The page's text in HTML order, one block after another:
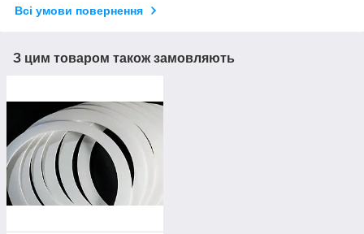
Всі умови повернення
З цим товаром також замовляють